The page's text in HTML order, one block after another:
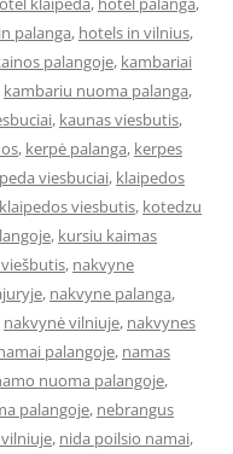
palanga, hotels in vilnius,
palangoje, kambariai
kambariu nuoma palanga,
, kaunas viesbutis,
, kerpė palanga, kerpes
viesbuciai, klaipedos
klaipedos viesbutis, kotedzu
, kursiu kaimas
, nakvyne
, nakvyne palanga,
nakvynė vilniuje, nakvynes
palangoje, namas
nuoma palangoje,
palangoje, nebrangus
, nida poilsio namai,